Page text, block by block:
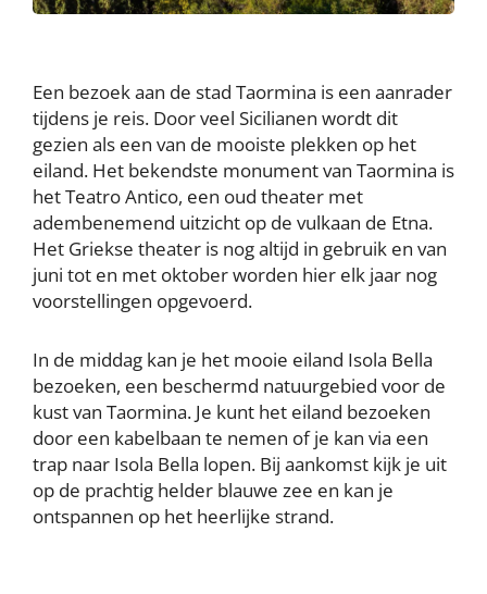
Een bezoek aan de stad Taormina is een aanrader
tijdens je reis. Door veel Sicilianen wordt dit
gezien als een van de mooiste plekken op het
eiland. Het bekendste monument van Taormina is
het Teatro Antico, een oud theater met
adembenemend uitzicht op de vulkaan de Etna.
Het Griekse theater is nog altijd in gebruik en van
juni tot en met oktober worden hier elk jaar nog
voorstellingen opgevoerd.
In de middag kan je het mooie eiland Isola Bella
bezoeken, een beschermd natuurgebied voor de
kust van Taormina. Je kunt het eiland bezoeken
door een kabelbaan te nemen of je kan via een
trap naar Isola Bella lopen. Bij aankomst kijk je uit
op de prachtig helder blauwe zee en kan je
ontspannen op het heerlijke strand.